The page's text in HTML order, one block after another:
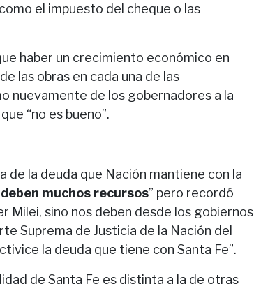
el impuesto del cheque o las
haber un crecimiento económico en
las obras en cada una de las
nuevamente de los gobernadores a la
“no es bueno”.
la deuda que Nación mantiene con la
muchos recursos” pero recordó
Milei, sino nos deben desde los gobiernos
Suprema de Justicia de la Nación del
la deuda que tiene con Santa Fe”.
de Santa Fe es distinta a la de otras